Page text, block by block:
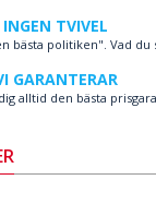
INGEN TVIVEL
bästa politiken". Vad du
GARANTERAR
alltid den bästa